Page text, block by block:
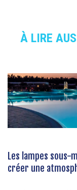
À LIRE
Les lampes sous-
créer une